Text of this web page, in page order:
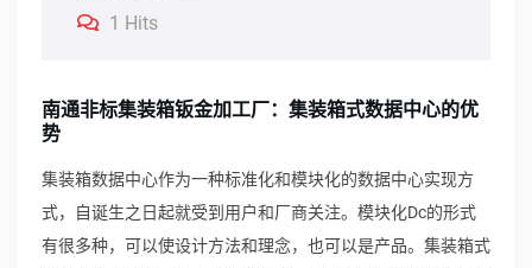
1 Hits
南通非标集装箱钣金加工厂：集装箱式数据中心的优
势
集装箱数据中心作为一种标准化和模块化的数据中心实现方
式，自诞生之日起就受到用户和厂商关注。模块化Dc的形式
有很多种，可以使设计方法和理念，也可以是产品。集装箱式